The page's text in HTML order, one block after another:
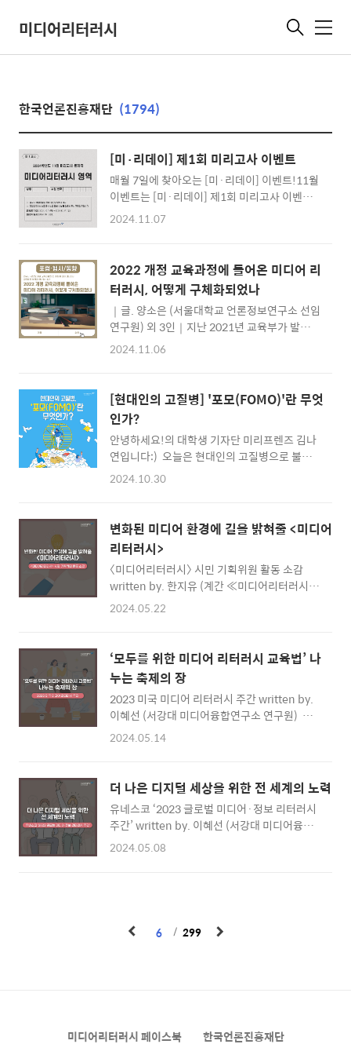
미디어리터러시 메
한국언론진흥재단 (1794)
[미·리데이] 제1회 미리고사 이벤트
매월 7일에 찾아오는 [미·리데이] 이벤트!11월
이벤트는 [미·리데이] 제1회 미리고사 이벤트
입니다! 다음 제시된 '숏폼 리터러시'를 위해 고
12분께"달콤한 도넛 쿠폰"을 드립니다. . 바로
보기 바로 보기"
href="https://blog.naver.com/kpf11/
target="_blank"
rel="noopener">https://blog.naver.com/
이벤트 기간2024.11.07.(목) ~ 2024.11.17.
는 네이버 블로그,..
2024.11.07
2022 개정 교육과정에 들어온 미디어 리
터러시, 어떻게 구체화되었나
｜글. 양소은 (서울대학교 언론정보연구소 선임
연구원) 외 3인｜지난 2021년 교육부가 발표한
‘2022 개정 교육과정’에 따르면 초등부터 고등
디어 연구자들에게 큰 관심을 끌었다. 이지선 서
원대학교 교수를 비롯한미디어 연구자 3인은
개정 교육과정의 미디어 리터러시 관련 내용을
보다 쉽게 이해하고 수업에 적용할 수 있도록 실
질적 도움을 주는 연구를 진행했다. 해당 연구를
진행한 연구자들이 직접 연구보고서 내용을 일
적용의 문제점 2022 개정 교육과정은 2024년
부터 학교 현장에 순차적으로 적용되기 시작했
다. 이번 교육과정에서는..
2024.11.06
[현대인의 고질병] '포모(FOMO)'란 무엇
인가?
안녕하세요!의 대학생 기자단 미리프렌즈 김나
연입니다:) 오늘은 현대인의 고질병으로 불리
는'포모(FOMO)'에 대해 알아보는 시간을 가져
에 무작정 주식에 도전하는 것"​혹시 여러분도
위와 같은 상황을 겪어본 적 있으신가요?포모
(FOMO)란 Fear Of Missing Out의 약자로놓
치는 것에 대한 두려움을 뜻합니다. 이는 다른
사람들이 자신보다 큰 만족감을 경험하고 있다
는 인식에서 유발되는 ‘원하지 않는 불안감’인
평가받는바이오 벤처기업 '테라노스 사건'입니
다. 2014년 테라노스는손가락 끝에서 채취한
극소량의 혈액..
2024.10.30
변화된 미디어 환경에 길을 밝혀줄 <미디어
리터러시>
〈미디어리터러시〉 시민 기획위원 활동 소감
written by. 한지유 (계간 ≪미디어리터러시≫
시민 기획위원) 계간 는 미디어교육 전문지로,
히 2022~2023년은 시민 기획위원을 선발하여
시민 눈높이에 맞는 미디어 리터러시 주제를 발
굴하고 그에 맞는 내용을 제공했었다. 지난 2년
간 시민 기획위원으로서 활동해온 소감을 통해
계간 〈미디어리터러시〉가 그간 걸어온 길을 비
추고, 다시금 우리가 나아가야 할 길을 살펴보고
터러시〉는 이전의 논의를 답습하기보다는 변화
된 환경을 잘 설명하고 나아가야 할 방향성을 제
시하는 선도적 역할을..
2024.05.22
‘모두를 위한 미디어 리터러시 교육법’ 나
누는 축제의 장
2023 미국 미디어 리터러시 주간 written by.
이혜선 (서강대 미디어융합연구소 연구원) ​ 미
국에서는 매년 10월 마지막 주에 ‘미디어 리터
이벤트가 열린다. 올해로 9회를 맞은 미국 미디
어 리터러시 주간 현장의 모습을 소개한다.
NAMLE의 메간 프롬은 미디어 리터러시를 지닌
사람은 미디어 메시지가 개인·지역 공동체·사
회에 미치는 영향이나 메시지 해석 과정에 자신
사가 열렸다. 미국 미디어 리터러시..
2024.05.14
더 나은 디지털 세상을 위한 전 세계의 노력
유네스코 ‘2023 글로벌 미디어·정보 리터러시
주간’ written by. 이혜선 (서강대 미디어융합
연구소 연구원) ​ 매년 10월 마지막 주는 유네스
요 현안을 논의하고, 세계 각국에서는 미디어·
정보 리터러시 진흥을 위한 다채로운 행사를 개
를 키워 디지털 플랫폼의 잠재..
2024.05.08
6 299
미디어리터러시 페이스북 한국언론진흥재단